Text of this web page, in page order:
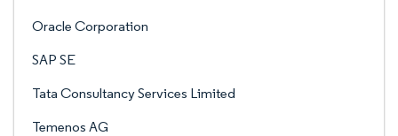
Oracle Corporation
SAP SE
Tata Consultancy Services Limited
Temenos AG